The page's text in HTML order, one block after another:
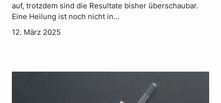
auf, trotzdem sind die Resultate bisher überschaubar.
Eine Heilung ist noch nicht in…
12. März 2025